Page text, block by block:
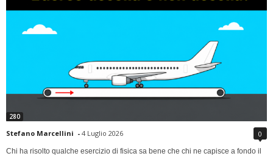
280
Stefano Marcellini - 4 Luglio 2026 0
Chi ha risolto qualche esercizio di fisica sa bene che chi ne capisce a fondo il